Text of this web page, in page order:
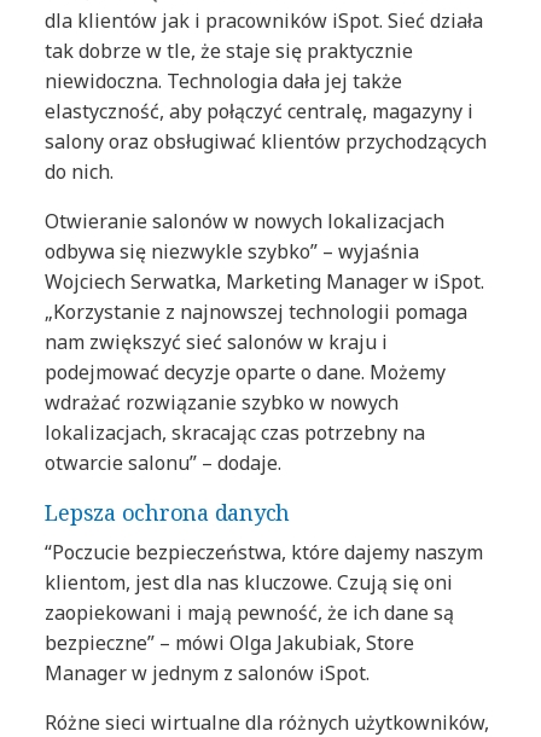
dla klientów jak i pracowników iSpot. Sieć działa
tak dobrze w tle, że staje się praktycznie
niewidoczna. Technologia dała jej także
elastyczność, aby połączyć centralę, magazyny i
salony oraz obsługiwać klientów przychodzących
do nich.
Otwieranie salonów w nowych lokalizacjach
odbywa się niezwykle szybko” – wyjaśnia
Wojciech Serwatka, Marketing Manager w iSpot.
„Korzystanie z najnowszej technologii pomaga
nam zwiększyć sieć salonów w kraju i
podejmować decyzje oparte o dane. Możemy
wdrażać rozwiązanie szybko w nowych
lokalizacjach, skracając czas potrzebny na
otwarcie salonu” – dodaje.
Lepsza ochrona danych
“Poczucie bezpieczeństwa, które dajemy naszym
klientom, jest dla nas kluczowe. Czują się oni
zaopiekowani i mają pewność, że ich dane są
bezpieczne” – mówi Olga Jakubiak, Store
Manager w jednym z salonów iSpot.
Różne sieci wirtualne dla różnych użytkowników,